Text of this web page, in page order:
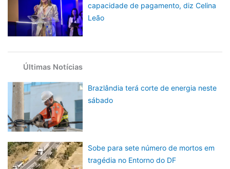
capacidade de pagamento, diz Celina
Leão
Últimas Notícias
Brazlândia terá corte de energia neste
sábado
Sobe para sete número de mortos em
tragédia no Entorno do DF